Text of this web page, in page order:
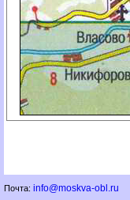
Почта: info@moskva-obl.ru